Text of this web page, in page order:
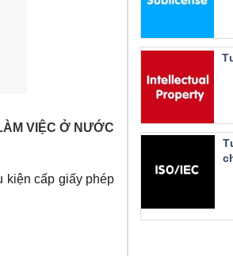
VIỆC Ở NƯỚC
kiện cấp giấy phép